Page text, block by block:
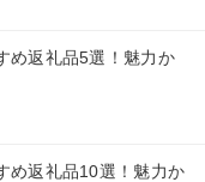
め返礼品5選！魅力か
め返礼品10選！魅力か